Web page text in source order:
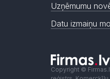
Uzņēmumu
Datu izmaiņu
Copyright ©